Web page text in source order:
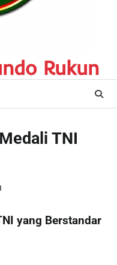
Rukun
TNI
yang Berstandar